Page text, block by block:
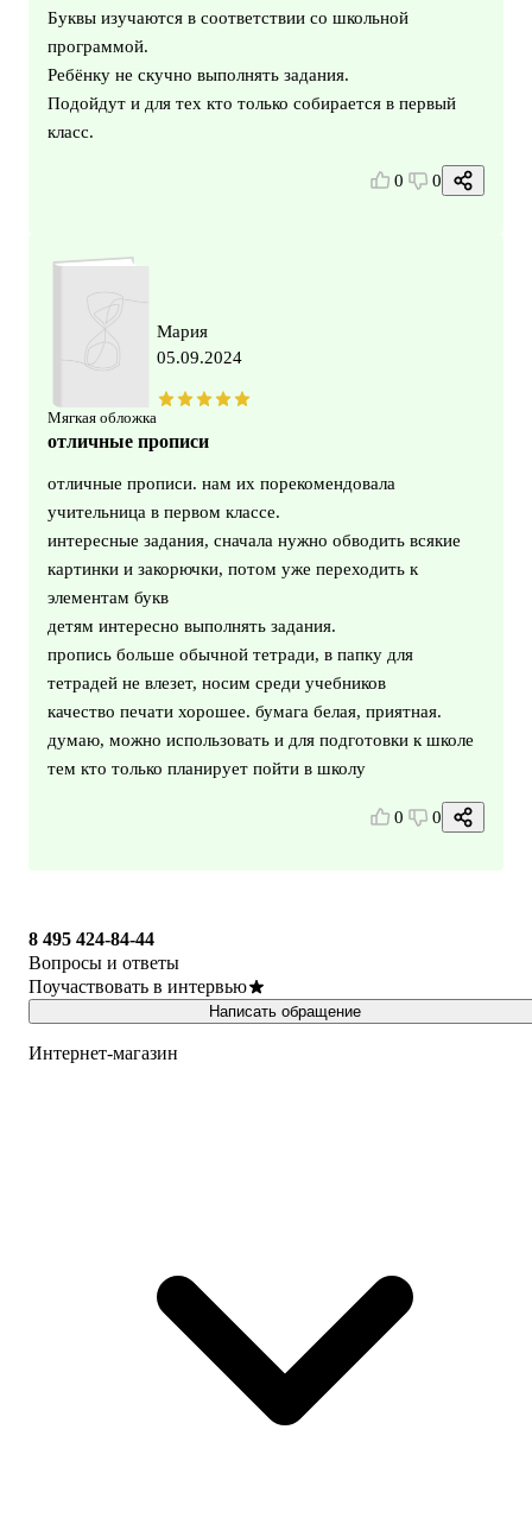
Буквы изучаются в соответствии со школьной
программой.
Ребёнку не скучно выполнять задания.
Подойдут и для тех кто только собирается в первый
класс.
0 0
Мягкая обложка
Мария
05.09.2024
отличные прописи
отличные прописи. нам их порекомендовала
учительница в первом классе.
интересные задания, сначала нужно обводить всякие
картинки и закорючки, потом уже переходить к
элементам букв
детям интересно выполнять задания.
пропись больше обычной тетради, в папку для
тетрадей не влезет, носим среди учебников
качество печати хорошее. бумага белая, приятная.
думаю, можно использовать и для подготовки к школе
тем кто только планирует пойти в школу
0 0
8 495 424-84-44
Вопросы и ответы
Поучаствовать в интервью
Написать обращение
Интернет-магазин